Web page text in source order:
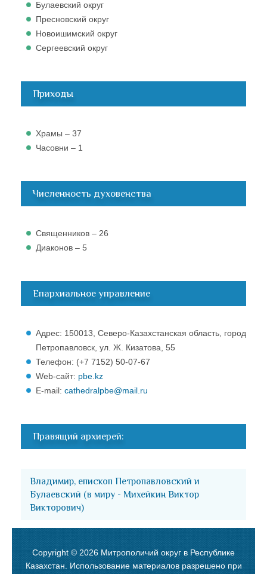
Булаевский округ
Пресновский округ
Новоишимский округ
Сергеевский округ
Приходы
Храмы – 37
Часовни – 1
Численность духовенства
Священников – 26
Диаконов – 5
Епархиальное управление
Адрес: 150013, Северо-Казахстанская область, город
Петропавловск, ул. Ж. Кизатова, 55
Телефон: (+7 7152) 50-07-67
Web-сайт: pbe.kz
E-mail: cathedralpbe@mail.ru
Правящий архиерей:
Владимир, епископ Петропавловский и
Булаевский (в миру - Михейкин Виктор
Викторович)
Copyright © 2026 Митрополичий округ в Республике
Казахстан. Использование материалов разрешено при